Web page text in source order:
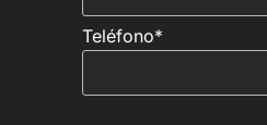
Teléfono*